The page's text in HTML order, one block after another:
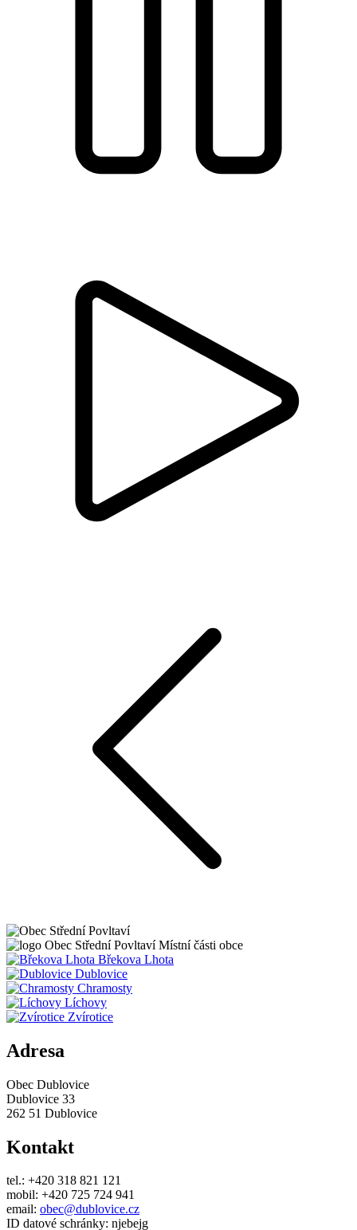
Obec Střední PovltavíMístní části obce
Břekova Lhota
Dublovice
Chramosty
Líchovy
Zvírotice
Adresa
Obec Dublovice
Dublovice 33
262 51 Dublovice
Kontakt
tel.: +420 318 821 121
mobil: +420 725 724 941
email: obec@dublovice.cz
ID datové schránky: njebejg